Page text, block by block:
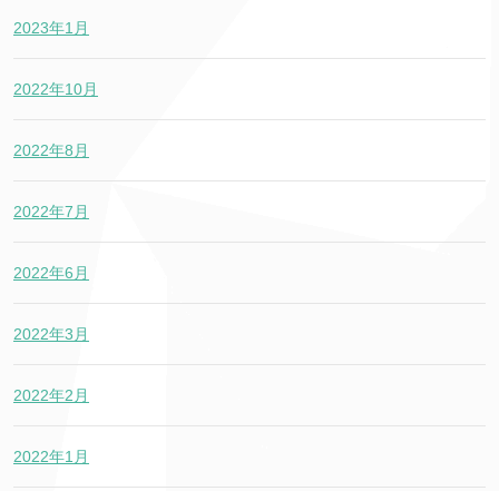
2023年1月
2022年10月
2022年8月
2022年7月
2022年6月
2022年3月
2022年2月
2022年1月